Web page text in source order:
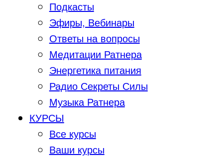
Подкасты
Эфиры, Вебинары
Ответы на вопросы
Медитации Ратнера
Энергетика питания
Радио Секреты Силы
Музыка Ратнера
КУРСЫ
Все курсы
Ваши курсы